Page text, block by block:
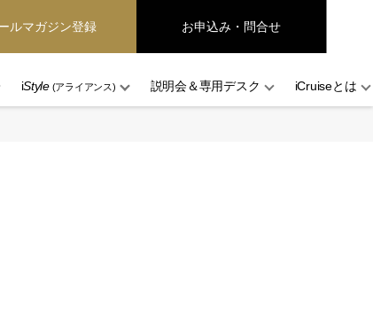
ルマガジン登録 お申込み・問合せ
iStyle(アライアンス) 説明会＆専用デスク iCruiseとは